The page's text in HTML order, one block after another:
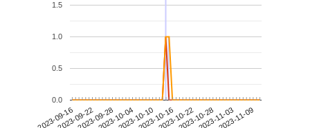
2023-09-162023-09-222023-09-282023-10-042023-10-102023-10-162023-10-222023-10-282023-11-032023-11-09
0.0
0.5
1.0
1.5